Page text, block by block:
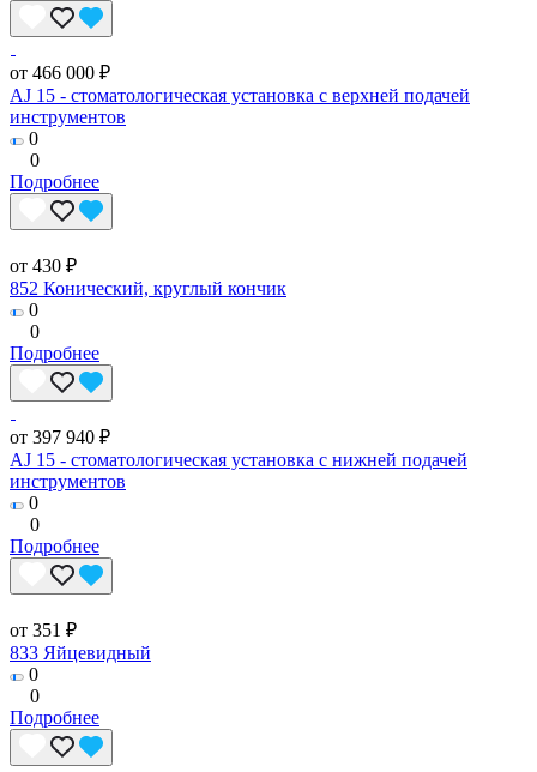
от 466 000 ₽
AJ 15 - стоматологическая установка с верхней подачей
инструментов
0
0
Подробнее
от 430 ₽
852 Конический, круглый кончик
0
0
Подробнее
от 397 940 ₽
AJ 15 - стоматологическая установка с нижней подачей
инструментов
0
0
Подробнее
от 351 ₽
833 Яйцевидный
0
0
Подробнее